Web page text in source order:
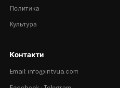
Политика
Культура
Контакти
Email: info@intvua.com